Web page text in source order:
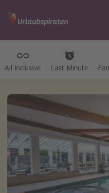
All Inclusive Last Minute
Kategorien
Hotel
Pauschalreisen
Kreuzfahrten
Reiseziele
Alle Reiseziele